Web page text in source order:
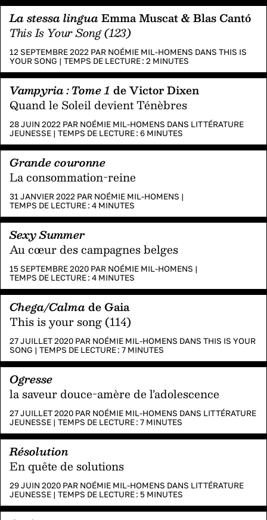
La stessa linguaEmma Muscat & Blas Cantó
This Is Your Song (123)
12 SEPTEMBRE 2022 PAR NOÉMIE MIL-HOMENS DANS THIS IS
YOUR SONG | TEMPS DE LECTURE : 2 MINUTES
Vampyria : Tome 1 de Victor Dixen
Quand le Soleil devient Ténèbres
28 JUIN 2022 PAR NOÉMIE MIL-HOMENS DANS LITTÉRATURE
JEUNESSE | TEMPS DE LECTURE : 6 MINUTES
Grande couronne
La consommation-reine
31 JANVIER 2022 PAR NOÉMIE MIL-HOMENS |
TEMPS DE LECTURE : 4 MINUTES
Sexy Summer
Au cœur des campagnes belges
15 SEPTEMBRE 2020 PAR NOÉMIE MIL-HOMENS |
TEMPS DE LECTURE : 4 MINUTES
Chega/Calmade Gaia
This is your song (114)
27 JUILLET 2020 PAR NOÉMIE MIL-HOMENS DANS THIS IS YOUR
SONG | TEMPS DE LECTURE : 7 MINUTES
Ogresse
la saveur douce-amère de l’adolescence
27 JUILLET 2020 PAR NOÉMIE MIL-HOMENS DANS LITTÉRATURE
JEUNESSE | TEMPS DE LECTURE : 7 MINUTES
Résolution
En quête de solutions
29 JUIN 2020 PAR NOÉMIE MIL-HOMENS DANS LITTÉRATURE
JEUNESSE | TEMPS DE LECTURE : 5 MINUTES